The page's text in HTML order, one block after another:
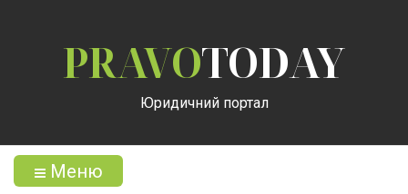
PRAVOTODAY
Юридичний портал
Меню